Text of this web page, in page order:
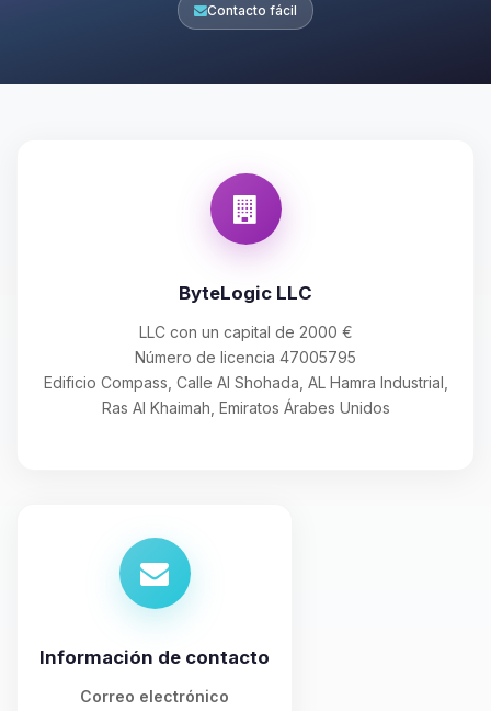
Contacto fácil
ByteLogic LLC
LLC con un capital de 2000 €
Número de licencia 47005795
Edificio Compass, Calle Al Shohada, AL Hamra Industrial,
Ras Al Khaimah, Emiratos Árabes Unidos
Información de contacto
Correo electrónico
Yupi, por fin alguien con quien
hablar! Soy Choupy, tu pequeno
asistente de BoxToPlay. Cuentame